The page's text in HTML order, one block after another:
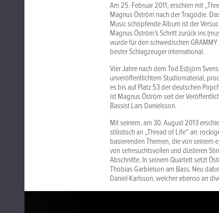
Am 25. Februar 2011, erschien mit
Magnus Öström nach der Tragödie.
Music schöpfende Album ist der
Magnus Öström’s Schritt zurück ins
wurde für den schwedischen
bester Schlagzeuger international.
Vier Jahre nach dem Tod Esbjörn
unveröffentlichtem Studiomaterial,
es bis auf Platz 53 der deutschen
ist Magnus Öström seit der
Bassist Lars Danielsson.
Mit seinem, am 30. August 2013
stilistisch an „Thread of Life“ an:
basierenden Themen, die von seinem
von sehnsuchtsvollen und düsteren
Abschnitte. In seinem Quartett setzt
Thobias Garbielson am Bass. Neu
Daniel Karlsson, welcher ebenso an